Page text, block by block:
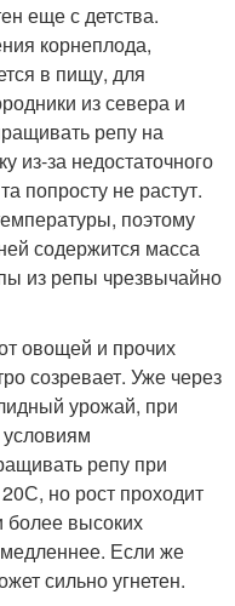
еще с детства.
корнеплода,
в пищу, для
из севера и
репу на
из-за недостаточного
попросту не растут.
поэтому
содержится масса
из репы чрезвычайно
овощей и прочих
созревает. Уже через
урожай, при
репу при
но рост проходит
более высоких
медленнее. Если же
сильно угнетен.